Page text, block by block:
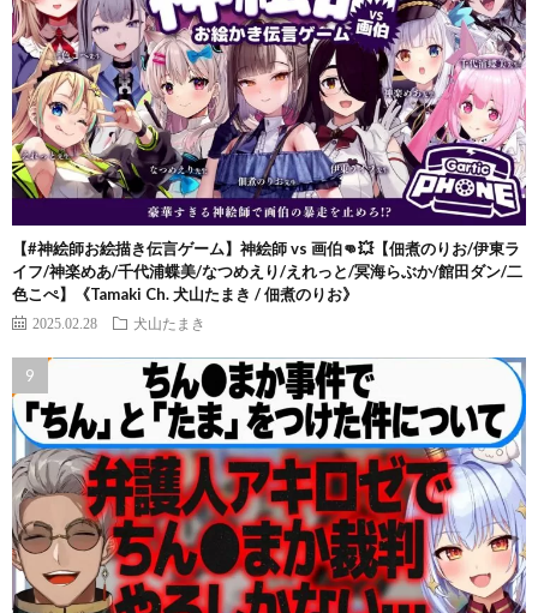
【#神絵師お絵描き伝言ゲーム】神絵師 vs 画伯👊💥【佃煮のりお/伊東ラ
イフ/神楽めあ/千代浦蝶美/なつめえり/えれっと/冥海らぶか/館田ダン/二
色こぺ】《Tamaki Ch. 犬山たまき / 佃煮のりお》
2025.02.28 犬山たまき